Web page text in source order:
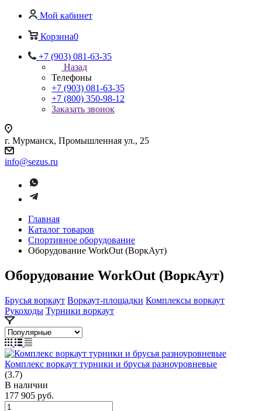
Мой кабинет
Корзина0
+7 (903) 081-63-35
Назад
Телефоны
+7 (903) 081-63-35
+7 (800) 350-98-12
Заказать звонок
г. Мурманск, Промышленная ул., 25
info@sezus.ru
Главная
Каталог товаров
Спортивное оборудование
Оборудование WorkOut (ВоркАут)
Оборудование WorkOut (ВоркАут)
Брусья воркаут Воркаут-площадки Комплексы воркаут
Рукоходы Турники воркаут
Комплекс воркаут турники и брусья разноуровневые
(3.7)
В наличии
177 905 руб.